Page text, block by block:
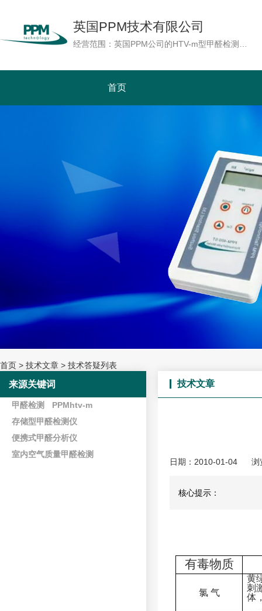
英国PPM技术有限公司
首页
首页 > 技术文章 > 技术答疑列表
来源关键词
甲醛检测
PPMhtv-m
存储型甲醛检测仪
便携式甲醛分析仪
室内空气质量甲醛检测
技术文章
日期：2010-01-04 浏
核心提示：
有毒物质
氯 气
黄
刺
体